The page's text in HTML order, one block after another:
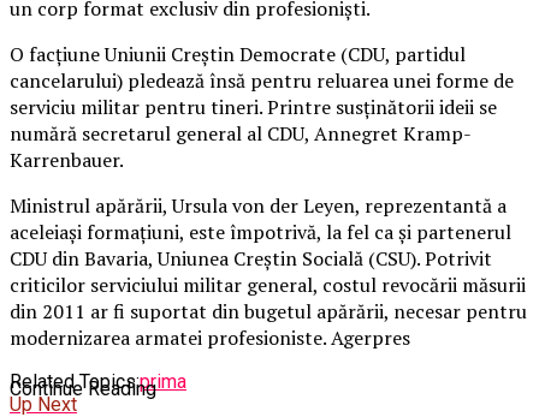
un corp format exclusiv din profesionişti.
O facţiune Uniunii Creştin Democrate (CDU, partidul
cancelarului) pledează însă pentru reluarea unei forme de
serviciu militar pentru tineri. Printre susţinătorii ideii se
numără secretarul general al CDU, Annegret Kramp-
Karrenbauer.
Ministrul apărării, Ursula von der Leyen, reprezentantă a
aceleiaşi formaţiuni, este împotrivă, la fel ca şi partenerul
CDU din Bavaria, Uniunea Creştin Socială (CSU).Potrivit
criticilor serviciului militar general, costul revocării măsurii
din 2011 ar fi suportat din bugetul apărării, necesar pentru
modernizarea armatei profesioniste. Agerpres
Related Topics:prima
Up Next
Continue Reading